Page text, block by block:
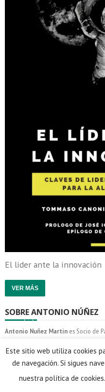
El líder ante la innovación
VER MÁS
SOBRE ANTONIO NÚÑEZ
Antonio Nuñez Martin es Socio de
Administración y Búsqueda y
SABER MÁS
Este sitio web utiliza cookies
de navegación. Si sigues
nuestra política de cookies.